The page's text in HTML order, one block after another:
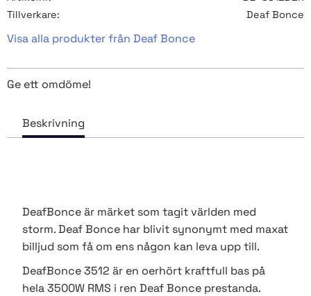
Tillverkare
Deaf Bonce
Visa alla produkter från Deaf Bonce
Ge ett omdöme!
DeafBonce är märket som tagit världen med
storm. Deaf Bonce har blivit synonymt med maxat
billjud som få om ens någon kan leva upp till.
DeafBonce 3512 är en oerhört kraftfull bas på
hela 3500W RMS i ren Deaf Bonce prestanda.